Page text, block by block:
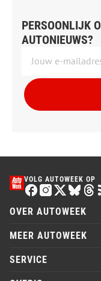
PERSOONLIJK
AUTONIEUWS?
VOLG AUTOWEEK OP
OVER AUTOWEEK
MEER AUTOWEEK
SERVICE